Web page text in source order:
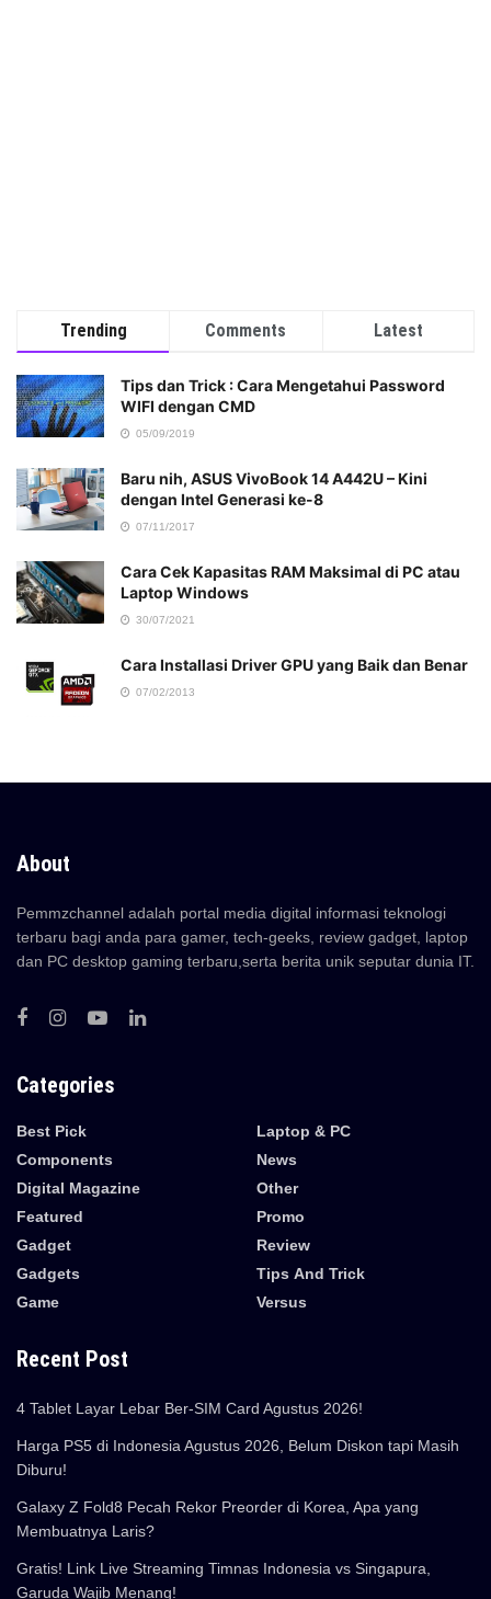
Trending Comments Latest
Tips dan Trick : Cara Mengetahui Password
WIFI dengan CMD
05/09/2019
Baru nih, ASUS VivoBook 14 A442U – Kini
dengan Intel Generasi ke-8
07/11/2017
Cara Cek Kapasitas RAM Maksimal di PC atau
Laptop Windows
30/07/2021
Cara Installasi Driver GPU yang Baik dan Benar
07/02/2013
About
Pemmzchannel adalah portal media digital informasi teknologi
terbaru bagi anda para gamer, tech-geeks, review gadget, laptop
dan PC desktop gaming terbaru,serta berita unik seputar dunia IT.
Categories
Best Pick
Components
Digital Magazine
Featured
Gadget
Gadgets
Game
Laptop & PC
News
Other
Promo
Review
Tips And Trick
Versus
Recent Post
4 Tablet Layar Lebar Ber-SIM Card Agustus 2026!
Harga PS5 di Indonesia Agustus 2026, Belum Diskon tapi Masih
Diburu!
Galaxy Z Fold8 Pecah Rekor Preorder di Korea, Apa yang
Membuatnya Laris?
Gratis! Link Live Streaming Timnas Indonesia vs Singapura,
Garuda Wajib Menang!